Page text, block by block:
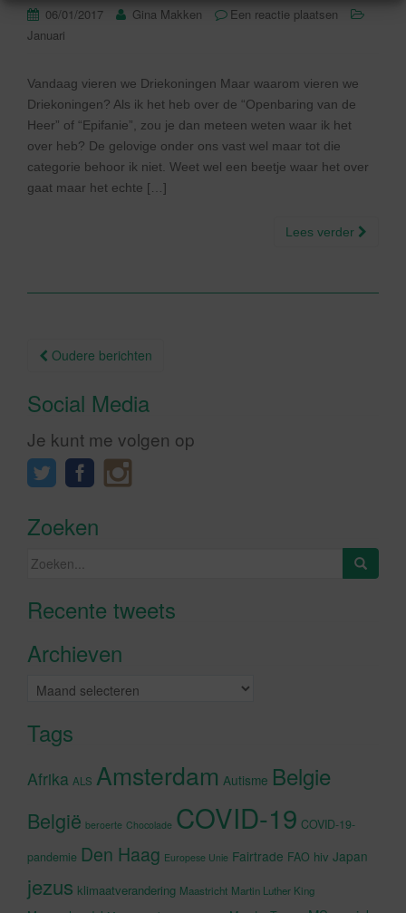
06/01/2017 Gina Makken
Een reactie plaatsen
Januari
Vandaag vieren we Driekoningen Maar waarom vieren we
Driekoningen? Als ik het heb over de “Openbaring van de
Heer” of “Epifanie”, zou je dan meteen weten waar ik het
over heb? De gelovige onder ons vast wel maar tot die
categorie behoor ik niet. Weet wel een beetje waar het over
gaat maar het echte […]
Lees verder
Berichtnavigatie
Oudere berichten
Social Media
Je kunt me volgen op
Zoeken
Zoeken
Recente tweetsKlik om marketing cookies te
Archieven
Archieven
Tags
Afrika ALS Amsterdam Autisme Belgie
België beroerte Chocolade COVID-19 COVID-19-
pandemie Den Haag Europese Unie Fairtrade FAO hiv Japan
jezus klimaatverandering Maastricht Martin Luther King